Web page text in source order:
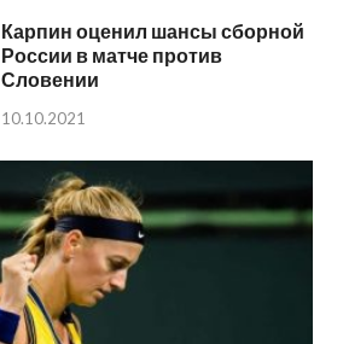
Карпин оценил шансы сборной
России в матче против
Словении
10.10.2021